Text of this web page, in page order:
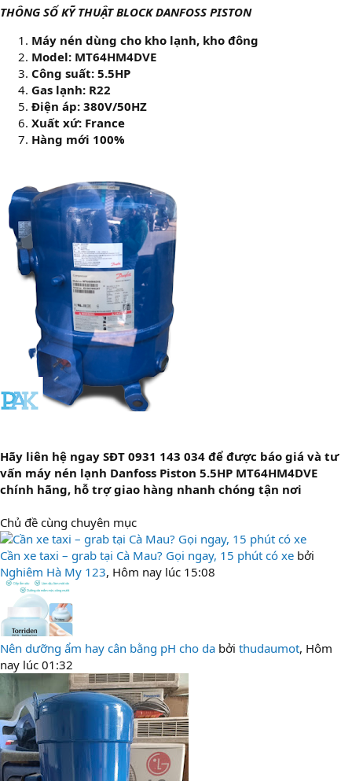
THÔNG SỐ KỸ THUẬT BLOCK DANFOSS PISTON
Máy nén dùng cho kho lạnh, kho đông
Model: MT64HM4DVE
Công suất: 5.5HP
Gas lạnh: R22
Điện áp: 380V/50HZ
Xuất xứ: France
Hàng mới 100%
Hãy liên hệ ngay SĐT 0931 143 034 để được báo giá và tư
vấn máy nén lạnh Danfoss Piston 5.5HP MT64HM4DVE
chính hãng, hỗ trợ giao hàng nhanh chóng tận nơi
Chủ đề cùng chuyên mục
Cần xe taxi – grab tại Cà Mau? Gọi ngay, 15 phút có xe bởi
Nghiêm Hà My 123, Hôm nay lúc 15:08
Nên dưỡng ẩm hay cân bằng pH cho da bởi thudaumot, Hôm
nay lúc 01:32